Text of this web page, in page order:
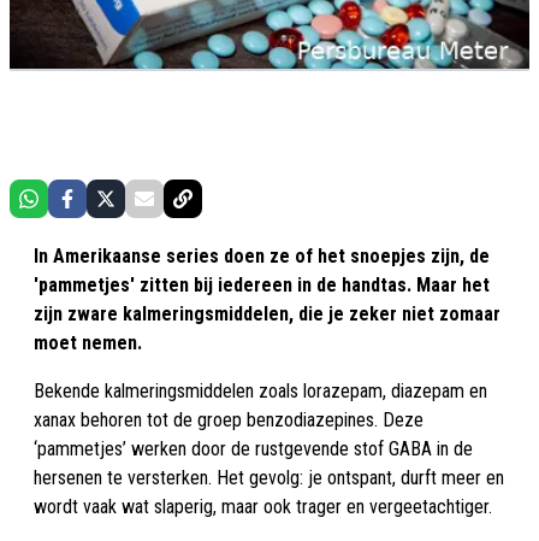
In Amerikaanse series doen ze of het snoepjes zijn, de
'pammetjes' zitten bij iedereen in de handtas. Maar het
zijn zware kalmeringsmiddelen, die je zeker niet zomaar
moet nemen.
Bekende kalmeringsmiddelen zoals lorazepam, diazepam en
xanax behoren tot de groep benzodiazepines. Deze
‘pammetjes’ werken door de rustgevende stof GABA in de
hersenen te versterken. Het gevolg: je ontspant, durft meer en
wordt vaak wat slaperig, maar ook trager en vergeetachtiger.